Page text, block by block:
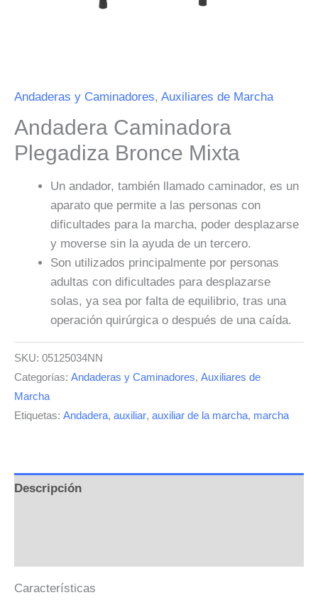
Andaderas y Caminadores, Auxiliares de Marcha
Andadera Caminadora
Plegadiza Bronce Mixta
Un andador, también llamado caminador, es un
aparato que permite a las personas con
dificultades para la marcha, poder desplazarse
y moverse sin la ayuda de un tercero.
Son utilizados principalmente por personas
adultas con dificultades para desplazarse
solas, ya sea por falta de equilibrio, tras una
operación quirúrgica o después de una caída.
SKU: 05125034NN
Categorías: Andaderas y Caminadores, Auxiliares de
Marcha
Etiquetas: Andadera, auxiliar, auxiliar de la marcha, marcha
Descripción
Características